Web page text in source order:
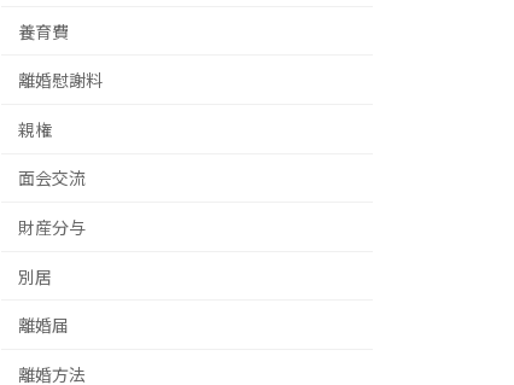
養育費
離婚慰謝料
親権
面会交流
財産分与
別居
離婚届
離婚方法